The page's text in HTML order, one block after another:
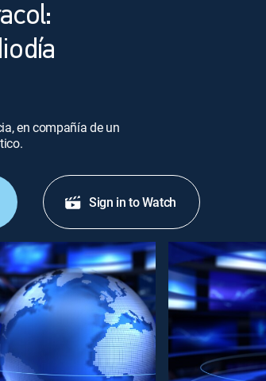
en compañía de un
Sign in to Watch